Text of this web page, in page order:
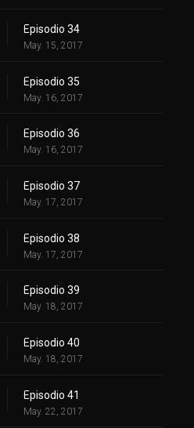
Episodio 34
May. 15, 2017
Episodio 35
May. 16, 2017
Episodio 36
May. 16, 2017
Episodio 37
May. 17, 2017
Episodio 38
May. 17, 2017
Episodio 39
May. 18, 2017
Episodio 40
May. 18, 2017
Episodio 41
May. 22, 2017